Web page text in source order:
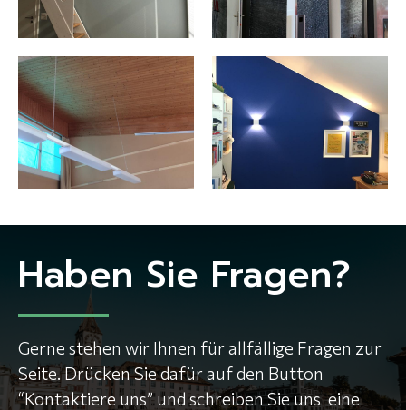
Haben Sie Fragen?
Gerne stehen wir Ihnen für allfällige Fragen zur
Seite. Drücken Sie dafür auf den Button
“Kontaktiere uns” und schreiben Sie uns eine